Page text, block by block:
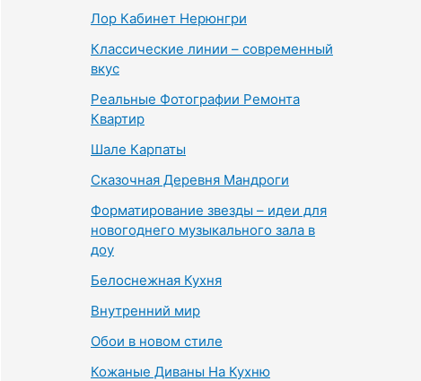
Лор Кабинет Нерюнгри
Классические линии – современный
вкус
Реальные Фотографии Ремонта
Квартир
Шале Карпаты
Сказочная Деревня Мандроги
Форматирование звезды – идеи для
новогоднего музыкального зала в
доу
Белоснежная Кухня
Внутренний мир
Обои в новом стиле
Кожаные Диваны На Кухню